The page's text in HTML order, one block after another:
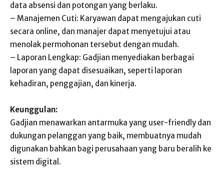
data absensi dan potongan yang berlaku.
– Manajemen Cuti: Karyawan dapat mengajukan cuti
secara online, dan manajer dapat menyetujui atau
menolak permohonan tersebut dengan mudah.
– Laporan Lengkap: Gadjian menyediakan berbagai
laporan yang dapat disesuaikan, seperti laporan
kehadiran, penggajian, dan kinerja.
Keunggulan:
Gadjian menawarkan antarmuka yang user-friendly dan
dukungan pelanggan yang baik, membuatnya mudah
digunakan bahkan bagi perusahaan yang baru beralih ke
sistem digital.